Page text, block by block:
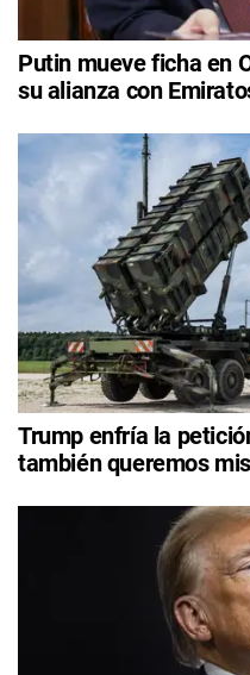
Putin mueve ficha en
su alianza con
Trump enfría la
también queremos